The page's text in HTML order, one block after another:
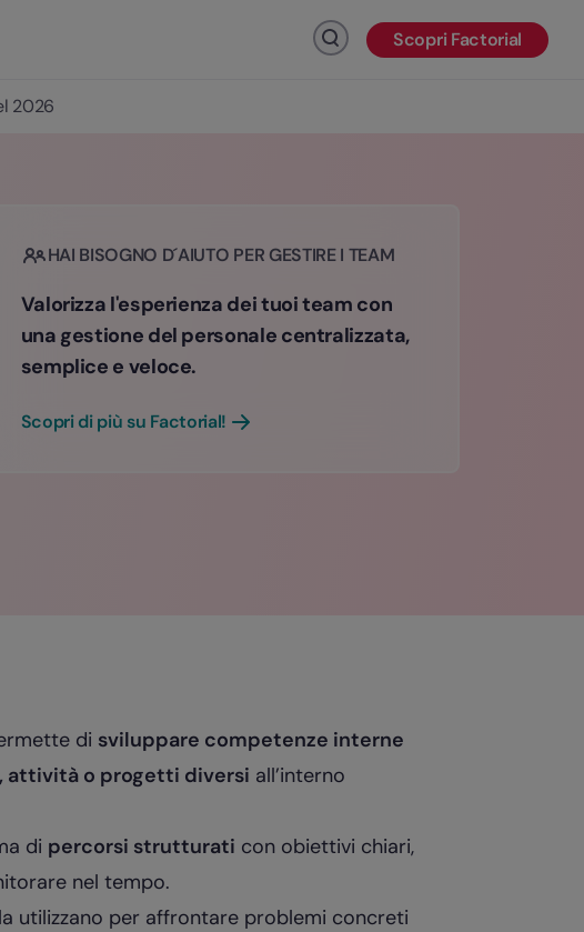
Fai clic per cercare
Scopri Factorial
2026
HAI BISOGNO D´AIUTO PER GESTIRE I TEAM
Valorizza l'esperienza dei tuoi team con
una gestione del personale centralizzata,
semplice e veloce.
Scopri di più su Factorial!
di sviluppare competenze interne
attività o progetti diversi all’interno
di percorsi strutturati con obiettivi chiari,
nel tempo.
utilizzano per affrontare problemi concreti